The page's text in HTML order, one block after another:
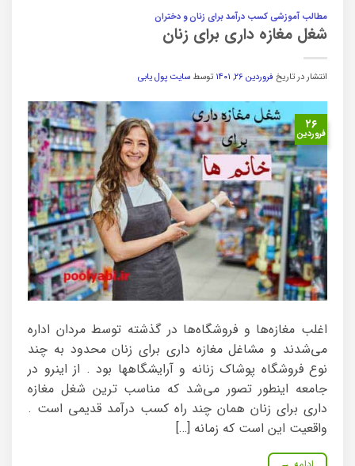
مطالب آموزشی کسب درآمد برای زنان و دختران
شغل مغازه داری برای زنان
انتشار در تاریخ فروردین ۲۶, ۱۴۰۱ توسط سایت پول یابی
۲۶
فروردین
اغلب مغازه‌ها و فروشگاه‌ها در گذشته توسط مردان اداره
می‌شدند و مشاغل مغازه داری برای زنان محدود به چند
نوع فروشگاه پوشاک زنانه و آرایشگاهها بود . از اینرو در
جامعه اینطور تصور می‌شد که مناسب ترین شغل مغازه
داری برای زنان همان چند راه کسب درآمد قدیمی است .
واقعیت این است که زمانه […]